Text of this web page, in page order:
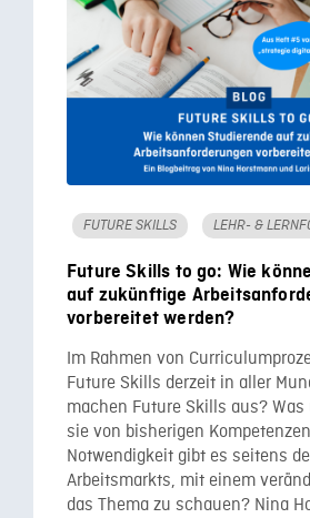
FUTURE SKILLS LEHR- &
Future Skills to go: Wie
auf zukünftige
vorbereitet werden?
Im Rahmen von
Future Skills derzeit in aller
machen Future Skills aus?
sie von bisherigen
Notwendigkeit gibt es seitens
Arbeitsmarkts, mit einem
das Thema zu schauen? Nina